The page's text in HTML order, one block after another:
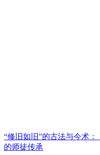
“修旧如旧”的古法与今术
的师徒传承